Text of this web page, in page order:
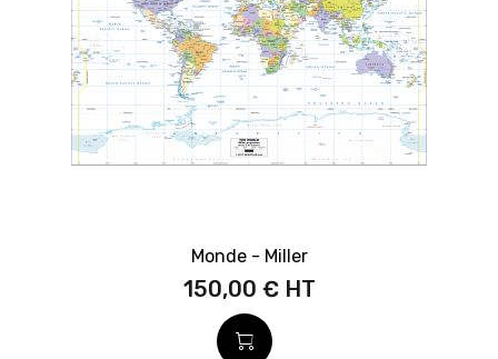
Monde - Miller
150,00 €